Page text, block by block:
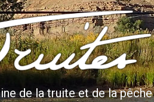
& Cie
de la truite et de la